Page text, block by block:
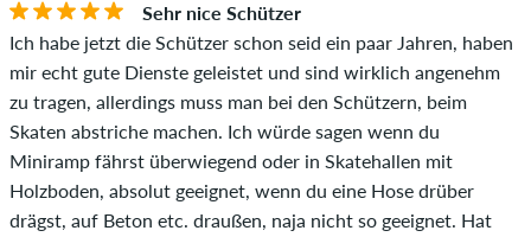
Ob die Bewertung von einer Person stammt, die diesen
Artikel wirklich gekauft hat, erkennst du am grünen Haken
neben dem Namen mit dem Zusatz "Verifizierter Kauf". Bei
diesen Personen wurde der Kauf anhand ihrer Bestellungen
überprüft. Bei Bewertungen ohne grünen Haken, können wir
leider nicht garantieren, dass die Personen den Artikel
wirklich besitzen oder besessen haben.
Sehr nice Schützer
Ich habe jetzt die Schützer schon seid ein paar Jahren, haben
mir echt gute Dienste geleistet und sind wirklich angenehm
zu tragen, allerdings muss man bei den Schützern, beim
Skaten abstriche machen. Ich würde sagen wenn du
Miniramp fährst überwiegend oder in Skatehallen mit
Holzboden, absolut geeignet, wenn du eine Hose drüber
drägst, auf Beton etc. draußen, naja nicht so geeignet. Hat